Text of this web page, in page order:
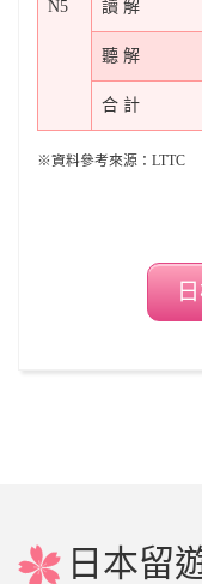
N5 讀 解
聽 解
合 計
※資料參考來源：LTTC
日本留